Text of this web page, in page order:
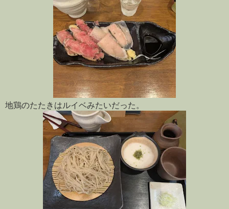
地鶏のたたきはルイベみたいだった。